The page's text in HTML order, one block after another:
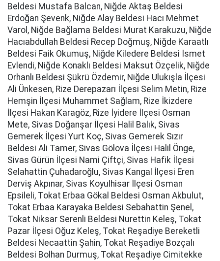
Beldesi Mustafa Balcan, Niğde Aktaş Beldesi
Erdoğan Şevenk, Niğde Alay Beldesi Hacı Mehmet
Varol, Niğde Bağlama Beldesi Murat Karakuzu, Niğde
Hacıabdullah Beldesi Recep Doğmuş, Niğde Karaatlı
Beldesi Faik Okumuş, Niğde Kiledere Beldesi İsmet
Evlendi, Niğde Konaklı Beldesi Maksut Özçelik, Niğde
Orhanlı Beldesi Şükrü Özdemir, Niğde Ulukışla İlçesi
Ali Ünkesen, Rize Derepazarı İlçesi Selim Metin, Rize
Hemşin İlçesi Muhammet Sağlam, Rize İkizdere
İlçesi Hakan Karagöz, Rize İyidere İlçesi Osman
Mete, Sivas Doğanşar İlçesi Halil Balık, Sivas
Gemerek İlçesi Yurt Koç, Sivas Gemerek Sızır
Beldesi Ali Tamer, Sivas Gölova İlçesi Halil Önge,
Sivas Gürün İlçesi Nami Çiftçi, Sivas Hafik İlçesi
Selahattin Çuhadaroğlu, Sivas Kangal İlçesi Eren
Derviş Akpınar, Sivas Koyulhisar İlçesi Osman
Epsileli, Tokat Erbaa Gökal Beldesi Osman Akbulut,
Tokat Erbaa Karayaka Beldesi Sebahattin Şenel,
Tokat Niksar Serenli Beldesi Nurettin Keleş, Tokat
Pazar İlçesi Oğuz Keleş, Tokat Reşadiye Bereketli
Beldesi Necaattin Şahin, Tokat Reşadiye Bozçalı
Beldesi Bolhan Durmuş, Tokat Reşadiye Cimitekke